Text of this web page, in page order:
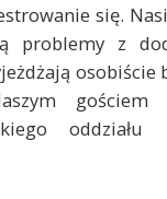
się.
problemy z
osobiście
gościem
oddziału